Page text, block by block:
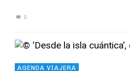
0
AGENDA VIAJERA